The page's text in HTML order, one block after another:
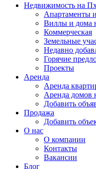
Недвижимость на
Апартаменты
Виллы и дома
Коммерческая
Земельные
Недавно
Горячие
Проекты
Аренда
Аренда
Аренда домов
Добавить
Продажа
Добавить
О нас
О компании
Контакты
Вакансии
Блог